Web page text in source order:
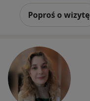
Poproś o wizytę